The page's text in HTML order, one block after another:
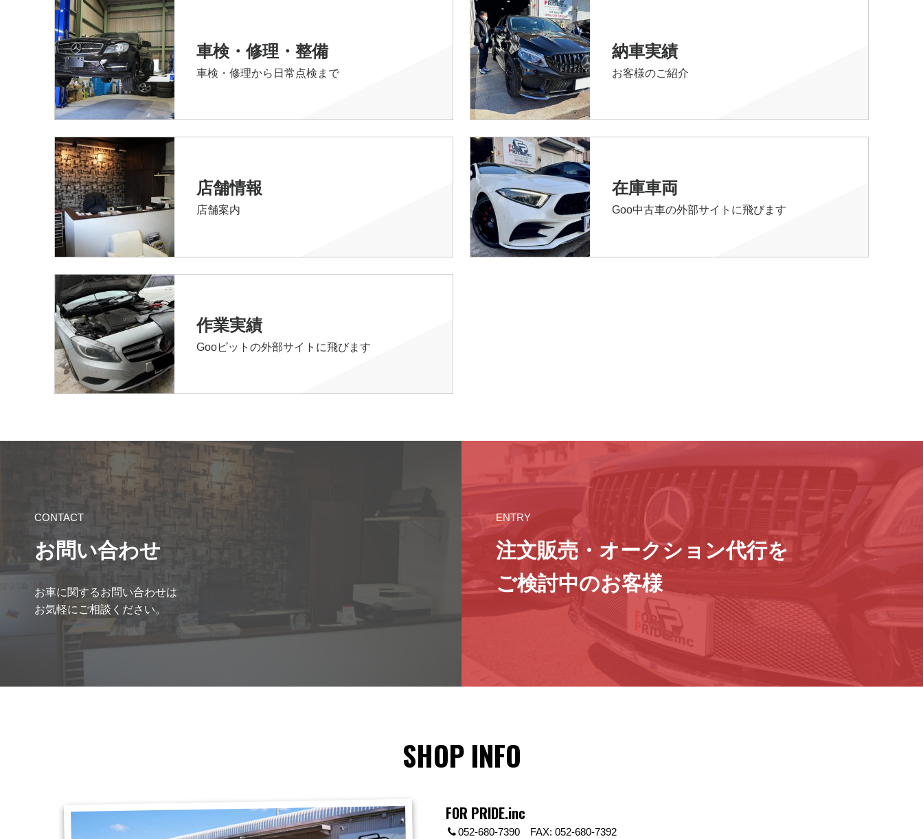
車検・修理・整備
車検・修理から日常点検まで
納車実績
お客様のご紹介
店舗情報
店舗案内
在庫車両
Goo中古車の外部サイトに飛びます
作業実績
Gooピットの外部サイトに飛びます
CONTACT
お問い合わせ
お車に関するお問い合わせは
お気軽にご相談ください。
ENTRY
注文販売・オークション代行を
ご検討中のお客様
SHOP INFO
FOR PRIDE.inc
052-680-7390 FAX: 052-680-7392